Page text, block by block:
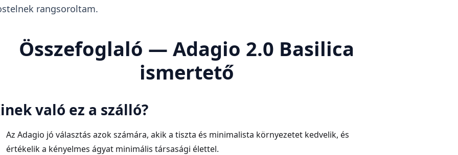
rangsoroltam.
Összefoglaló — Adagio 2.0 Basilica
ismertető
való ez a szálló?
Az Adagio jó választás azok számára, akik a tiszta és minimalista környezetet kedvelik, és
értékelik a kényelmes ágyat minimális társasági élettel.